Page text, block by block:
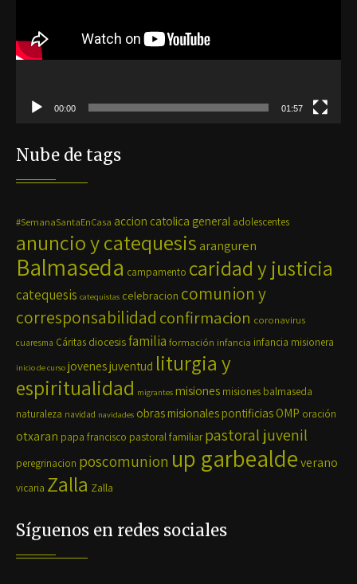
00:00 01:57
Nube de tags
#SemanaSantaEnCasa accion catolica general adolescentes
anuncio y catequesis aranguren
Balmaseda campamento caridad y justicia
catequesis catequistas celebracion comunion y
corresponsabilidad confirmacion coronavirus
cuaresma Cáritas diocesisfamilia formación infancia infancia misionera
inicio de curso jovenesjuventud liturgia y
espiritualidad migrantes misiones misiones balmaseda
naturaleza navidad navidades obras misionales pontificias OMP oración
otxaran papa francisco pastoral familiar pastoral juvenil
peregrinacion poscomunion up garbealdeverano
vicaria Zalla Zalla
Síguenos en redes sociales